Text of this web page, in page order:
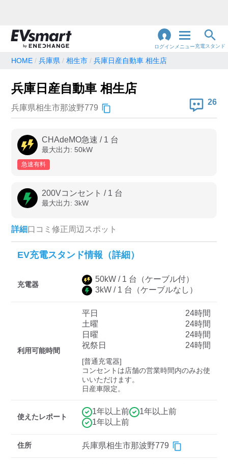
ログイン メニュー充電スタンド
地名・観光スポット・住所で検索
充電器の種類
急速充電器のみ表示
高速道路上のみ表示
認証システム
EV充電エネチェンジ
三菱ディーラーを表示
日産ディーラーを表示
すべて 中速-20kW-以上
HOME 兵庫県 相生市 兵庫日産自動車 相生店
兵庫日産自動車 相生店
兵庫県相生市那波野779
26
CHAdeMO急速 / 1 台
最大出力: 50kW
急速有料
200Vコンセント / 1 台
最大出力: 3kW
詳細口コミ 修正周辺スポット
EV充電スタンド情報（詳細）
充電器
50kW / 1 台
（ケーブル付）
3kW / 1 台 （ケーブルなし）
利用可能時間
平日
24時間
土曜
24時間
日曜
24時間
祝祭日
24時間
[普通充電器]
コンセントは店舗の営業時間内のみお使
いいただけます。
日産車限定。
使えたレポート
1年以上前
1年以上前
1年以上前
住所 兵庫県相生市那波野779